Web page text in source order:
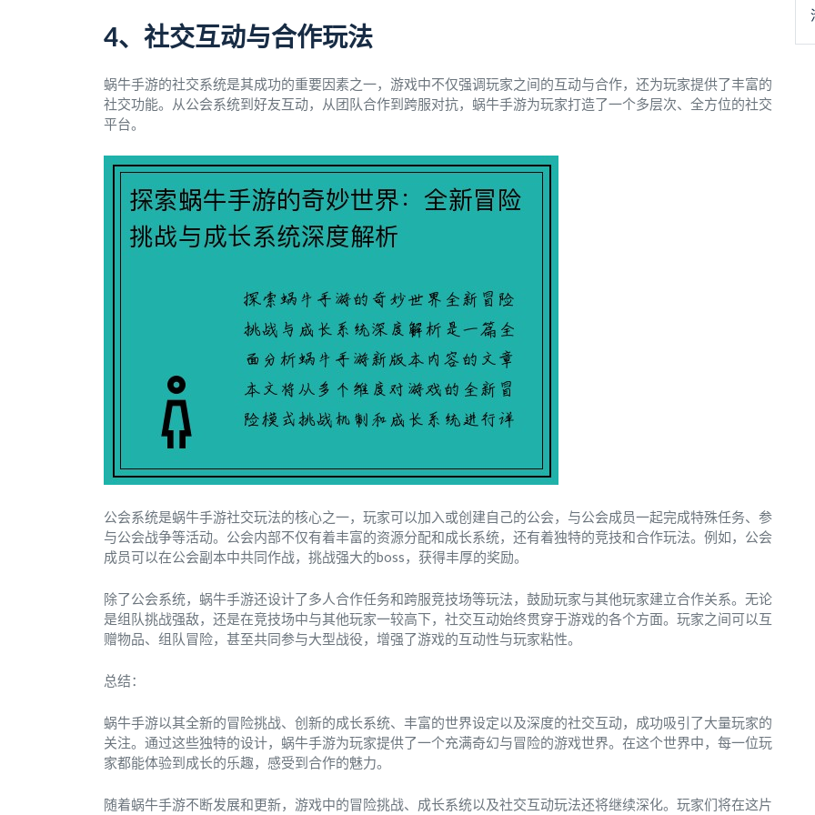
4、社交互动与合作玩法
蜗牛手游的社交系统是其成功的重要因素之一，游戏中不仅强调玩家之间的互动与合作，还为玩家提供了丰富的
社交功能。从公会系统到好友互动，从团队合作到跨服对抗，蜗牛手游为玩家打造了一个多层次、全方位的社交
平台。
公会系统是蜗牛手游社交玩法的核心之一，玩家可以加入或创建自己的公会，与公会成员一起完成特殊任务、参
与公会战争等活动。公会内部不仅有着丰富的资源分配和成长系统，还有着独特的竞技和合作玩法。例如，公会
成员可以在公会副本中共同作战，挑战强大的boss，获得丰厚的奖励。
除了公会系统，蜗牛手游还设计了多人合作任务和跨服竞技场等玩法，鼓励玩家与其他玩家建立合作关系。无论
是组队挑战强敌，还是在竞技场中与其他玩家一较高下，社交互动始终贯穿于游戏的各个方面。玩家之间可以互
赠物品、组队冒险，甚至共同参与大型战役，增强了游戏的互动性与玩家粘性。
总结：
蜗牛手游以其全新的冒险挑战、创新的成长系统、丰富的世界设定以及深度的社交互动，成功吸引了大量玩家的
关注。通过这些独特的设计，蜗牛手游为玩家提供了一个充满奇幻与冒险的游戏世界。在这个世界中，每一位玩
家都能体验到成长的乐趣，感受到合作的魅力。
随着蜗牛手游不断发展和更新，游戏中的冒险挑战、成长系统以及社交互动玩法还将继续深化。玩家们将在这片